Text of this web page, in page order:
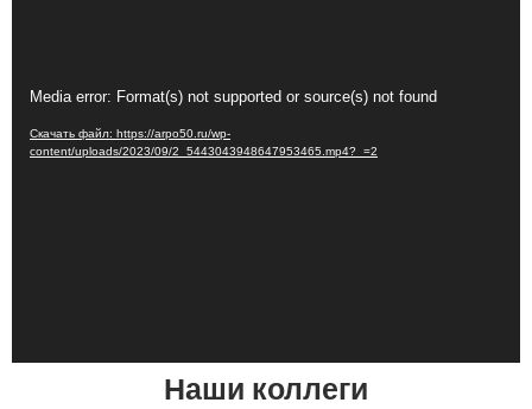
Видеоплеер
Media error: Format(s) not supported or source(s) not found
Скачать файл: https://arpo50.ru/wp-
content/uploads/2023/09/2_5443043948647953465.mp4?_=2
Наши коллеги